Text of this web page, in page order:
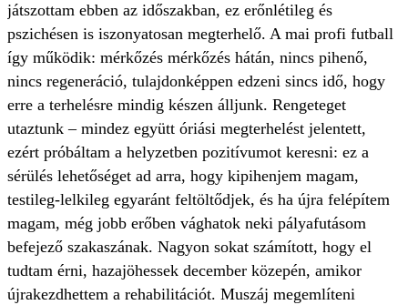
játszottam ebben az időszakban, ez erőnlétileg és
pszichésen is iszonyatosan megterhelő. A mai profi futball
így működik: mérkőzés mérkőzés hátán, nincs pihenő,
nincs regeneráció, tulajdonképpen edzeni sincs idő, hogy
erre a terhelésre mindig készen álljunk. Rengeteget
utaztunk – mindez együtt óriási megterhelést jelentett,
ezért próbáltam a helyzetben pozitívumot keresni: ez a
sérülés lehetőséget ad arra, hogy kipihenjem magam,
testileg-lelkileg egyaránt feltöltődjek, és ha újra felépítem
magam, még jobb erőben vághatok neki pályafutásom
befejező szakaszának. Nagyon sokat számított, hogy el
tudtam érni, hazajöhessek december közepén, amikor
újrakezdhettem a rehabilitációt. Muszáj megemlíteni